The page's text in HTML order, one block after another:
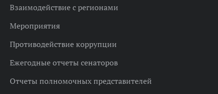
Взаимодействие с регионами
Мероприятия
Противодействие коррупции
Ежегодные отчеты сенаторов
Отчеты полномочных представителей